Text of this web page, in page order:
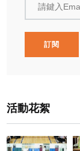
請鍵入
訂閱
活動花絮